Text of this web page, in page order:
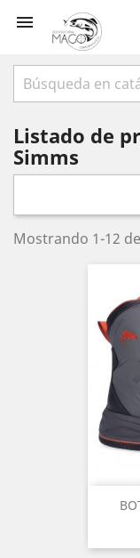

Listado de
Simms
Mostrando 1-12